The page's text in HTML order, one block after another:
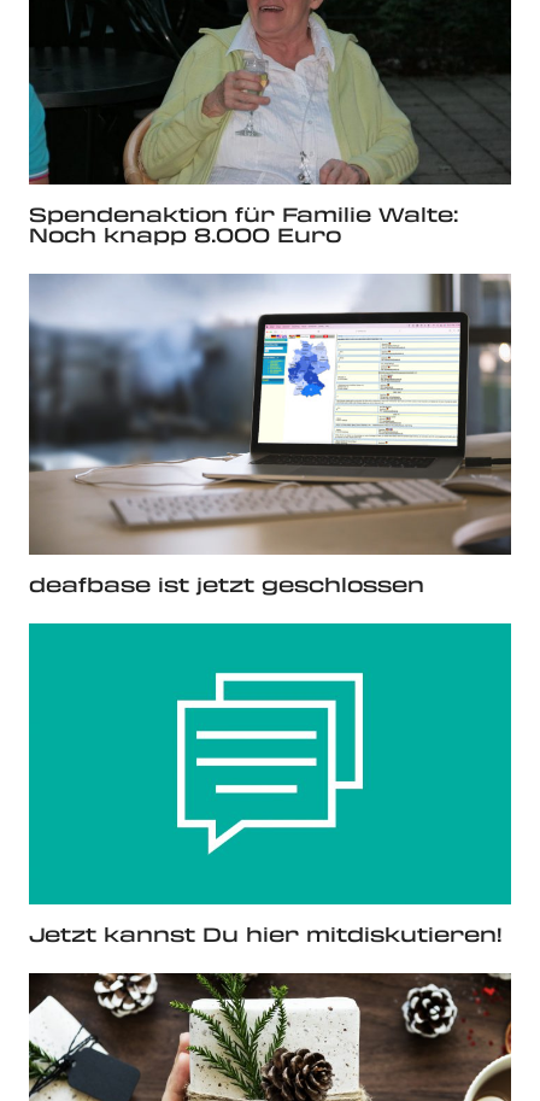
Spendenaktion für Familie Walte:
Noch knapp 8.000 Euro
deafbase ist jetzt geschlossen
Jetzt kannst Du hier mitdiskutieren!